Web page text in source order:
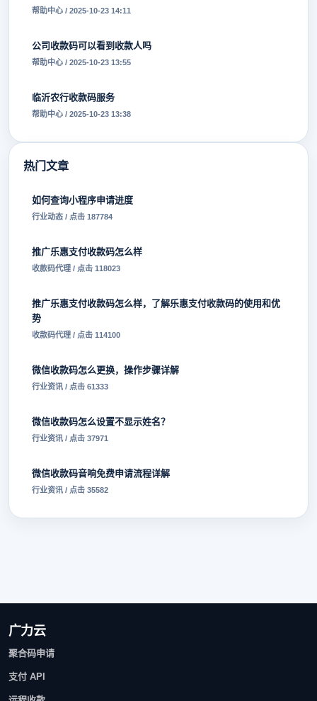
帮助中心 / 2025-10-23 14:11
公司收款码可以看到收款人吗
帮助中心 / 2025-10-23 13:55
临沂农行收款码服务
帮助中心 / 2025-10-23 13:38
热门文章
如何查询小程序申请进度
行业动态 / 点击 187784
推广乐惠支付收款码怎么样
收款码代理 / 点击 118023
推广乐惠支付收款码怎么样，了解乐惠支付收款码的使用和优
势
收款码代理 / 点击 114100
微信收款码怎么更换，操作步骤详解
行业资讯 / 点击 61333
微信收款码怎么设置不显示姓名？
行业资讯 / 点击 37971
微信收款码音响免费申请流程详解
行业资讯 / 点击 35582
广力云
聚合码申请
支付 API